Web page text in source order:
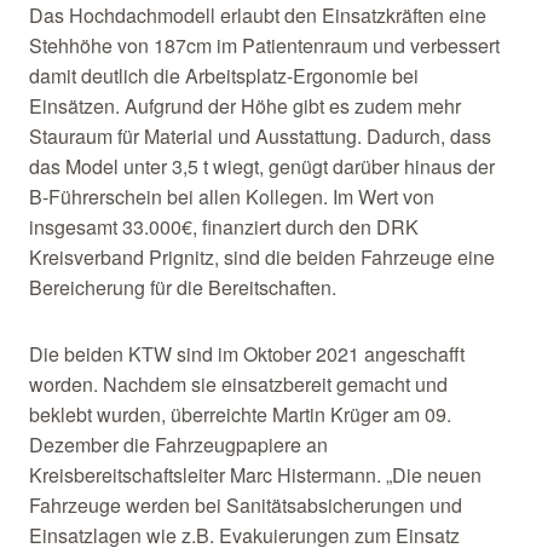
Das Hochdachmodell erlaubt den Einsatzkräften eine
Stehhöhe von 187cm im Patientenraum und verbessert
damit deutlich die Arbeitsplatz-Ergonomie bei
Einsätzen. Aufgrund der Höhe gibt es zudem mehr
Stauraum für Material und Ausstattung. Dadurch, dass
das Model unter 3,5 t wiegt, genügt darüber hinaus der
B-Führerschein bei allen Kollegen. Im Wert von
insgesamt 33.000€, finanziert durch den DRK
Kreisverband Prignitz, sind die beiden Fahrzeuge eine
Bereicherung für die Bereitschaften.
Die beiden KTW sind im Oktober 2021 angeschafft
worden. Nachdem sie einsatzbereit gemacht und
beklebt wurden, überreichte Martin Krüger am 09.
Dezember die Fahrzeugpapiere an
Kreisbereitschaftsleiter Marc Histermann. „Die neuen
Fahrzeuge werden bei Sanitätsabsicherungen und
Einsatzlagen wie z.B. Evakuierungen zum Einsatz